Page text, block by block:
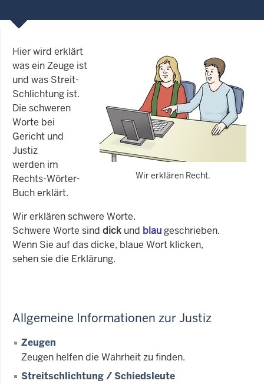
Wir erklären Recht.
Hier wird erklärt
was ein Zeuge ist
und was Streit-
Schlichtung ist.
Die schweren
Worte bei
Gericht und
Justiz
werden im
Rechts-Wörter-
Buch erklärt.
Wir erklären schwere Worte.
Schwere Worte sind dick und blaugeschrieben.
Wenn Sie auf das dicke, blaue Wort klicken,
sehen sie die Erklärung.
Allgemeine Informationen zur Justiz
Zeugen
Zeugen helfen die Wahrheit zu finden.
Streitschlichtung / Schiedsleute